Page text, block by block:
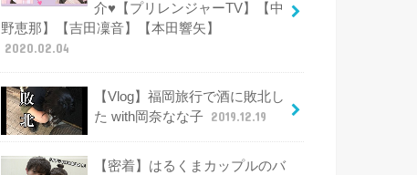
介♥【プリレンジャーTV】【中
野恵那】【吉田凜音】【本田響矢】
2020.02.04
【Vlog】福岡旅行で酒に敗北し
た with岡奈なな子 2019.12.19
【密着】はるくまカップルのバ